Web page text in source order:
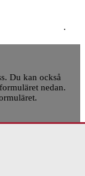
.
Du kan också
nedan.